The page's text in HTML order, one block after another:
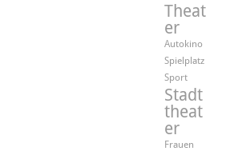
Theat
er
Autokino
Spielplatz
Sport
Stadt
theat
er
Frauen